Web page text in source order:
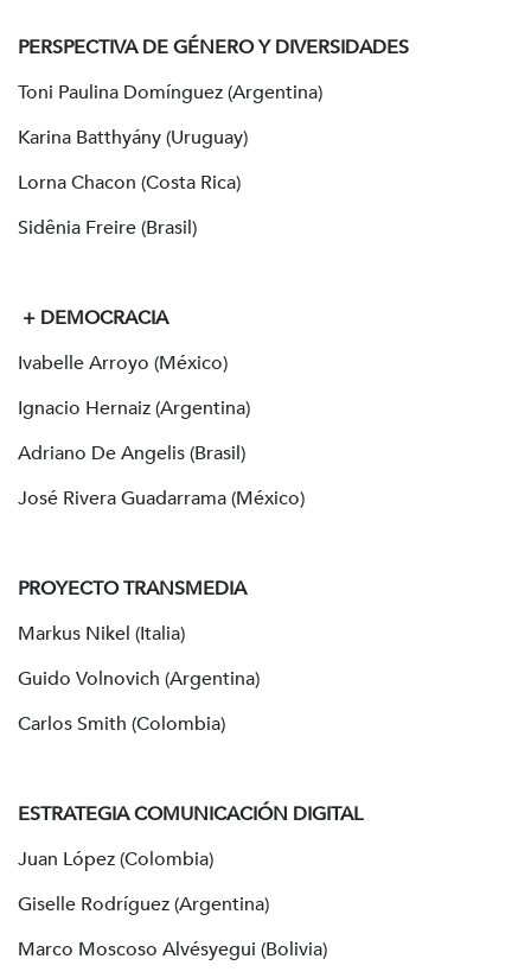
PERSPECTIVA DE GÉNERO Y DIVERSIDADES
Toni Paulina Domínguez (Argentina)
Karina Batthyány (Uruguay)
Lorna Chacon (Costa Rica)
Sidênia Freire (Brasil)
+ DEMOCRACIA
Ivabelle Arroyo (México)
Ignacio Hernaiz (Argentina)
Adriano De Angelis (Brasil)
José Rivera Guadarrama (México)
PROYECTO TRANSMEDIA
Markus Nikel (Italia)
Guido Volnovich (Argentina)
Carlos Smith (Colombia)
ESTRATEGIA COMUNICACIÓN DIGITAL
Juan López (Colombia)
Giselle Rodríguez (Argentina)
Marco Moscoso Alvésyegui (Bolivia)